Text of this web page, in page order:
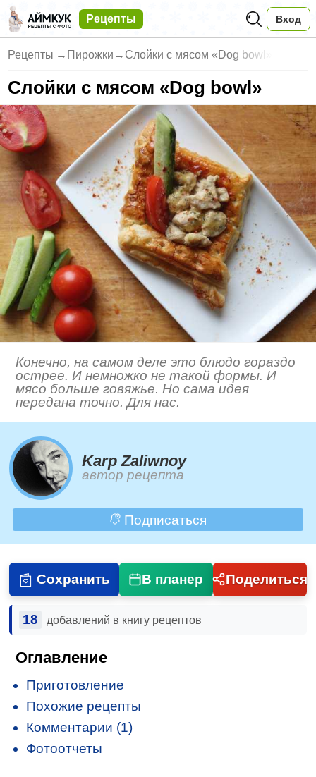
Рецепты Вход
Рецепты → Пирожки → Слойки с мясом «Dog bowl»
Слойки с мясом «Dog bowl»
Конечно, на самом деле это блюдо гораздо
острее. И немножко не такой формы. И
мясо больше говяжье. Но сама идея
передана точно. Для нас.
Karp Zaliwnoy
автор рецепта
Подписаться
Сохранить В планер Поделиться
18 добавлений в книгу рецептов
Оглавление
Приготовление
Похожие рецепты
Комментарии (1)
Фотоотчеты